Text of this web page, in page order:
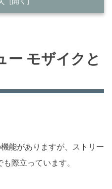
要性
ー モザイクと
能がありますが、ストリー
際立っています。